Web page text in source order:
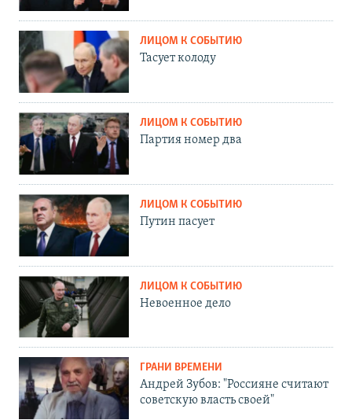
ЛИЦОМ К СОБЫТИЮ
Тасует колоду
ЛИЦОМ К СОБЫТИЮ
Партия номер два
ЛИЦОМ К СОБЫТИЮ
Путин пасует
ЛИЦОМ К СОБЫТИЮ
Невоенное дело
ГРАНИ ВРЕМЕНИ
Андрей Зубов: "Россияне считают
советскую власть своей"